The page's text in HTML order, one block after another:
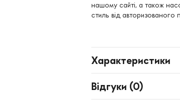
нашому сайті, а також
стиль від
Характеристики
Відгуки (0)